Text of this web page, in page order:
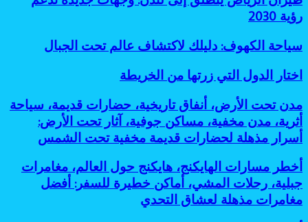
لتقليل
البصمة
مزدحمة:
7
رائعة
لانتشاره
الرياض
ينطلق
لندن:
جديدة
رؤية
2030
رؤية 2030
سياحة
الكهوف:
دليلك
لاكتشاف
تحت
الجبال
سياحة الكهوف: دليلك لاكتشاف عالم تحت الجبال
اختار
الدول
زرتها
من
الخريطة
اختار الدول التي زرتها من الخريطة
مدن
تحت
الأرض،
أنفاق
تاريخية،
حضارات
قديمة،
سياحة
أثرية،
مدن
مدن تحت الأرض، أنفاق تاريخية، حضارات قديمة، سياحة
أثرية، مدن مخفية، مساكن جوفية، آثار تحت الأرض:
أسرار مذهلة لحضارات قديمة مخفية تحت الشمس
أخطر
مسارات
الهايكنج،
هايكنج
أخطر مسارات الهايكنج، هايكنج حول العالم، مغامرات
جبلية، رحلات المشي، أماكن خطيرة للسفر: أفضل
مغامرات مذهلة لعشاق التحدي